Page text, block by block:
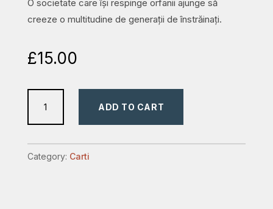
O societate care își respinge orfanii ajunge să
creeze o multitudine de generații de înstrăinați.
£15.00
quantity
ADD TO CART
Category: Carti